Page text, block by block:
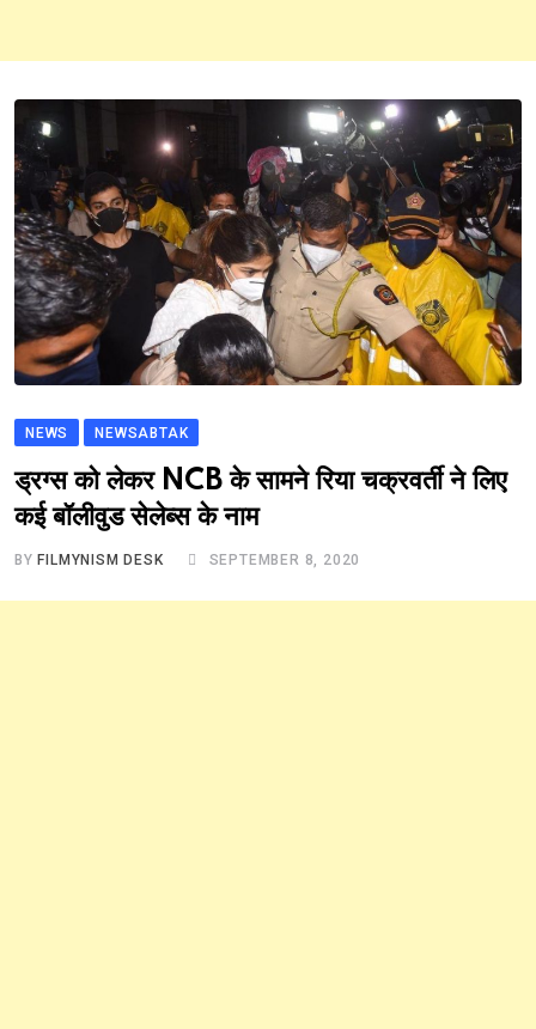
NEWS NEWSABTAK
ड्रग्स को लेकर NCB के सामने रिया चक्रवर्ती ने लिए
कई बॉलीवुड सेलेब्स के नाम
BY FILMYNISM DESK SEPTEMBER 8, 2020